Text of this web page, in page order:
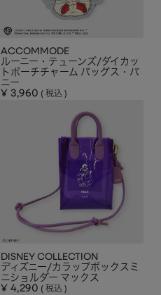
ACCOMMODE
ルーニー・テューンズ/ダイカッ
トポーチチャーム バッグス・バ
ニー
¥ 3,960 税込
DISNEY COLLECTION
ディズニー/カラップボックスミ
ニショルダー マックス
¥ 4,290 税込